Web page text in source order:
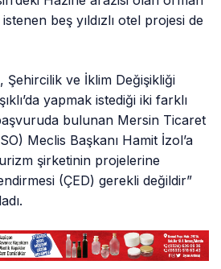
beş yıldızlı otel projesi de
Şehircilik ve İklim Değişikliği
yapmak istediği iki farklı
bulunan Mersin Ticaret
Meclis Başkanı Hamit İzol’a
şirketinin projelerine
(ÇED) gerekli değildir”